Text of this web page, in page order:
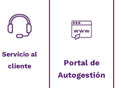
Servicio al
cliente
Portal de
Autogestión